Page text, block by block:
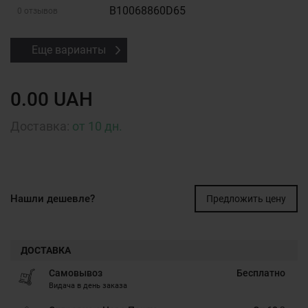
0 отзывов B10068860D65
Еще варианты
0.00 UAH
от 10 дн.
Нашли дешевле? Предложить цену
ДОСТАВКА
Самовывоз
Видача в день заказа
Бесплатно